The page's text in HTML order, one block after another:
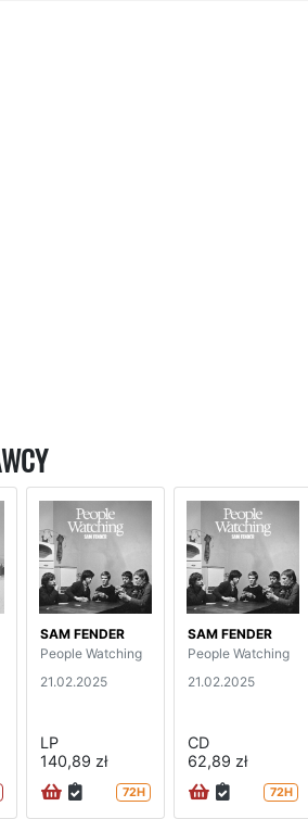
SAM FENDER
People Watching
21.02.2025
LP
140,89 zł
72H
SAM FENDER
People Watching
21.02.2025
CD
62,89 zł
72H